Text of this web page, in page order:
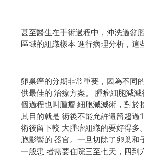
甚至醫生在手術過程中，沖洗過盆
區域的組織樣本 進行病理分析，
卵巢癌的分期非常重要，因為不同
供最佳的 治療方案。 腫瘤細胞減
個過程也叫腫瘤 細胞減滅術，對於
其目的就是 術後不能允許遺留超過
術後留下較 大腫瘤組織的要好得多
胞影響的 器官。一旦切除了卵巢
一般患 者需要住院三至七天，四到